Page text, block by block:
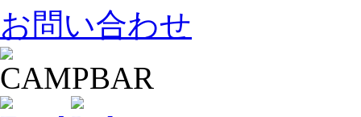
お問い合わせ